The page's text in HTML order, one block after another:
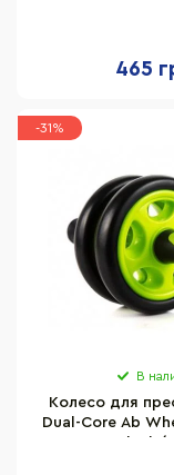
465
-31%
В
Колесо для
Dual-Core Ab